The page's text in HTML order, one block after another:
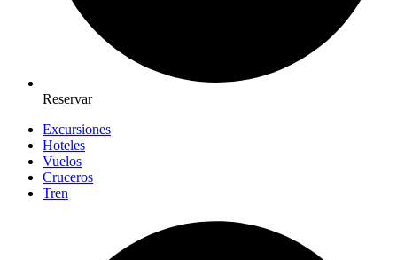
Reservar
Excursiones
Hoteles
Vuelos
Cruceros
Tren